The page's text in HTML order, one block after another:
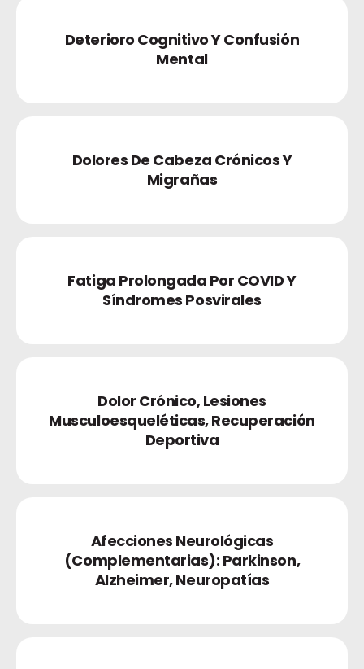
Deterioro Cognitivo Y Confusión
Mental
Dolores De Cabeza Crónicos Y
Migrañas
Fatiga Prolongada Por COVID Y
Síndromes Posvirales
Dolor Crónico, Lesiones
Musculoesqueléticas, Recuperación
Deportiva
Afecciones Neurológicas
(complementarias): Parkinson,
Alzheimer, Neuropatías